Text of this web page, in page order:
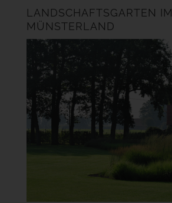
LANDSCHAFTSGARTEN IM
MÜNSTERLAND